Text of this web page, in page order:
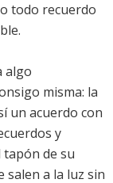
todo recuerdo
algo
misma: la
un acuerdo con
y
de su
salen a la luz sin